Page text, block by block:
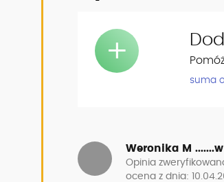
+
suma
Weronika M .......w
Opinia
ocena z dnia: